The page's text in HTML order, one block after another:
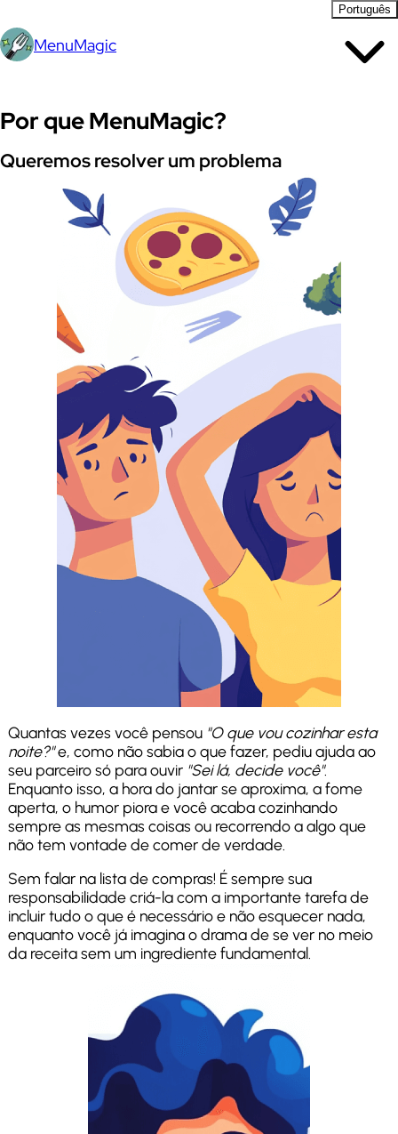
MenuMagic
Português
Por que MenuMagic?
Queremos resolver um problema
Quantas vezes você pensou "O que vou cozinhar esta
noite?"e, como não sabia o que fazer, pediu ajuda ao
seu parceiro só para ouvir "Sei lá, decide você".
Enquanto isso, a hora do jantar se aproxima, a fome
aperta, o humor piora e você acaba cozinhando
sempre as mesmas coisas ou recorrendo a algo que
não tem vontade de comer de verdade.
Sem falar na lista de compras! É sempre sua
responsabilidade criá-la com a importante tarefa de
incluir tudo o que é necessário e não esquecer nada,
enquanto você já imagina o drama de se ver no meio
da receita sem um ingrediente fundamental.